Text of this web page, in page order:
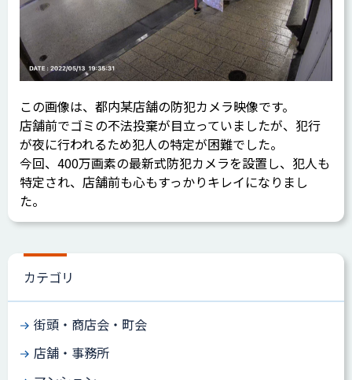
この画像は、都内某店舗の防犯カメラ映像です。
店舗前でゴミの不法投棄が目立っていましたが、犯行
が夜に行われるため犯人の特定が困難でした。
今回、400万画素の最新式防犯カメラを設置し、犯人も
特定され、店舗前も心もすっかりキレイになりまし
た。
カテゴリ
街頭・商店会・町会
店舗・事務所